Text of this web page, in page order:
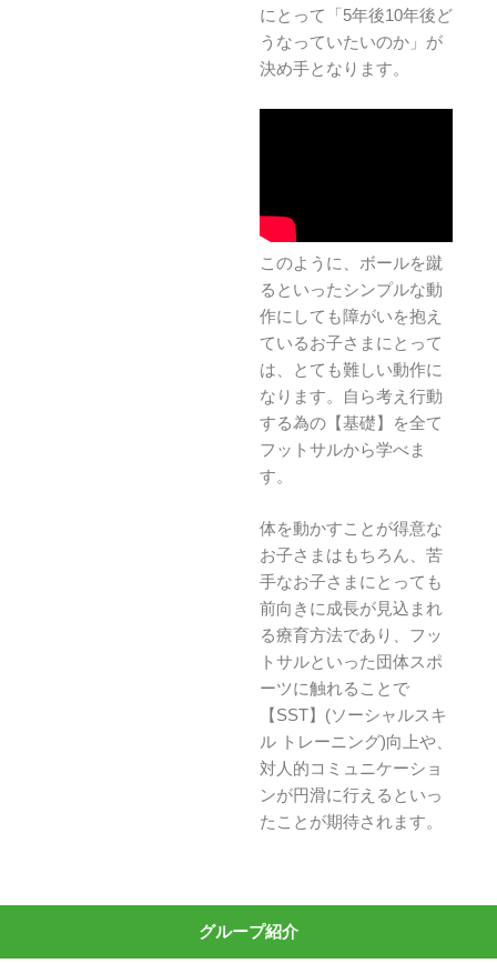
にとって「5年後10年後ど
うなっていたいのか」が
決め手となります。
このように、ボールを蹴
るといったシンプルな動
作にしても障がいを抱え
ているお子さまにとって
は、とても難しい動作に
なります。自ら考え行動
する為の【基礎】を全て
フットサルから学べま
す。
体を動かすことが得意な
お子さまはもちろん、苦
手なお子さまにとっても
前向きに成長が見込まれ
る療育方法であり、フッ
トサルといった団体スポ
ーツに触れることで
【SST】(ソーシャルスキ
ル トレーニング)向上や、
対人的コミュニケーショ
ンが円滑に行えるといっ
たことが期待されます。
グループ紹介